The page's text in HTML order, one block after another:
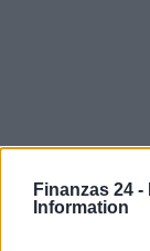
Finanzas 24 -
Information